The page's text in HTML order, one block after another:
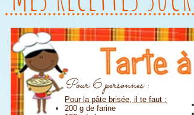
Pour 6 personnes :
Pour la pâte brisée, il te faut :
200 g de farine